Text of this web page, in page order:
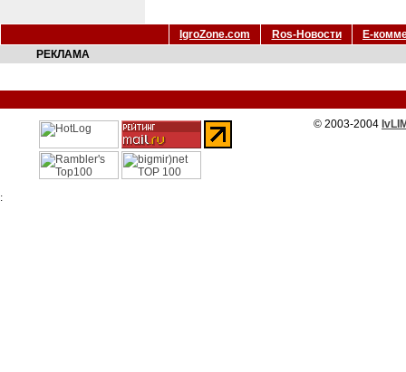
IgroZone.com Ros-Новости
Е-
РЕКЛАМА
© 2003-2004
: